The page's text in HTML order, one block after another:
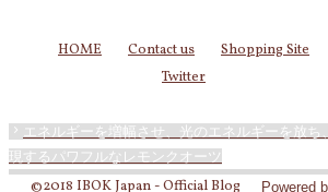
HOME Contact us
Shopping Site
Twitter
エネルギーを増幅させ、光のエネルギーを放ち
現するパワフルなレモンクオーツ
Powered
©2018 IBOK Japan - Official Blog